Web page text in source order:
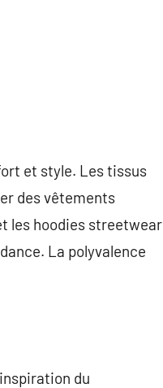
et style. Les tissus
des vêtements
les hoodies streetwear
La polyvalence
du